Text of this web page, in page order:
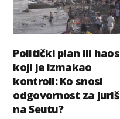
Politički plan ili haos
koji je izmakao
kontroli: Ko snosi
odgovornost za juriš
na Seutu?